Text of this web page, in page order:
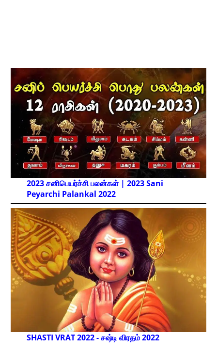
2023 சனிபெயர்ச்சி பலன்கள் | 2023 Sani
Peyarchi Palankal 2022
SHASTI VRAT 2022 - சஷ்டி விரதம் 2022